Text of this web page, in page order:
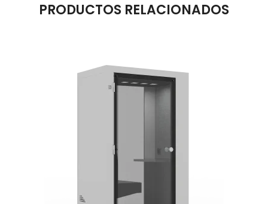
PRODUCTOS RELACIONADOS